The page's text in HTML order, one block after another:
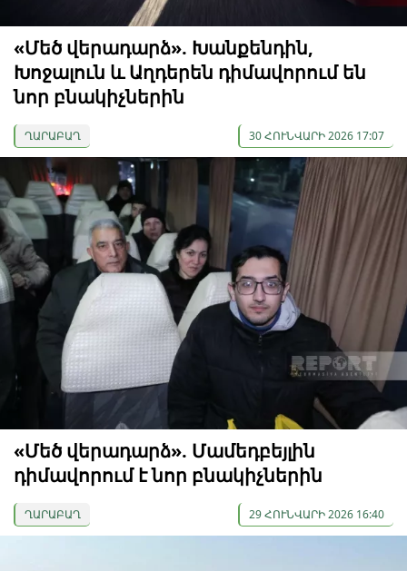
«Մեծ վերադարձ». Խանքենդին,
Խոջալուն և Աղդերեն դիմավորում են
նոր բնակիչներին
ՂԱՐԱԲԱՂ 30 ՀՈՒՆՎԱՐԻ 2026 17:07
«Մեծ վերադարձ». Մամեդբեյլին
դիմավորում է նոր բնակիչներին
ՂԱՐԱԲԱՂ 29 ՀՈՒՆՎԱՐԻ 2026 16:40